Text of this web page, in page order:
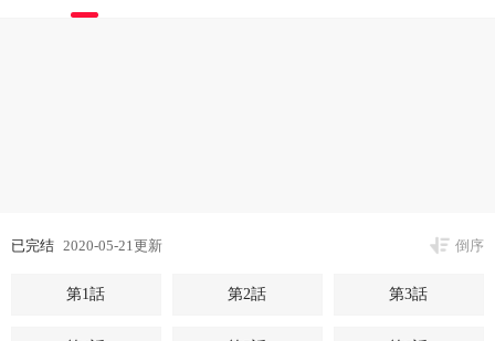
已完结 2020-05-21更新 倒序
第1話 第2話 第3話